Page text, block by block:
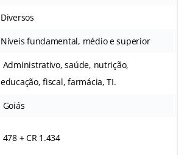
Diversos
Níveis fundamental, médio e superior
Administrativo, saúde, nutrição,
educação, fiscal, farmácia, TI.
Goiás
478 + CR 1.434